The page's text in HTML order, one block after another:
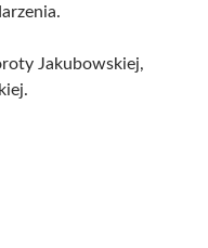
Jakubowskiej,